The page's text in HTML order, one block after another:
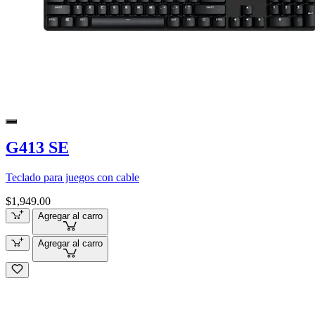
G413 SE
Teclado para juegos con cable
$1,949.00
Agregar al carro
Agregar al carro